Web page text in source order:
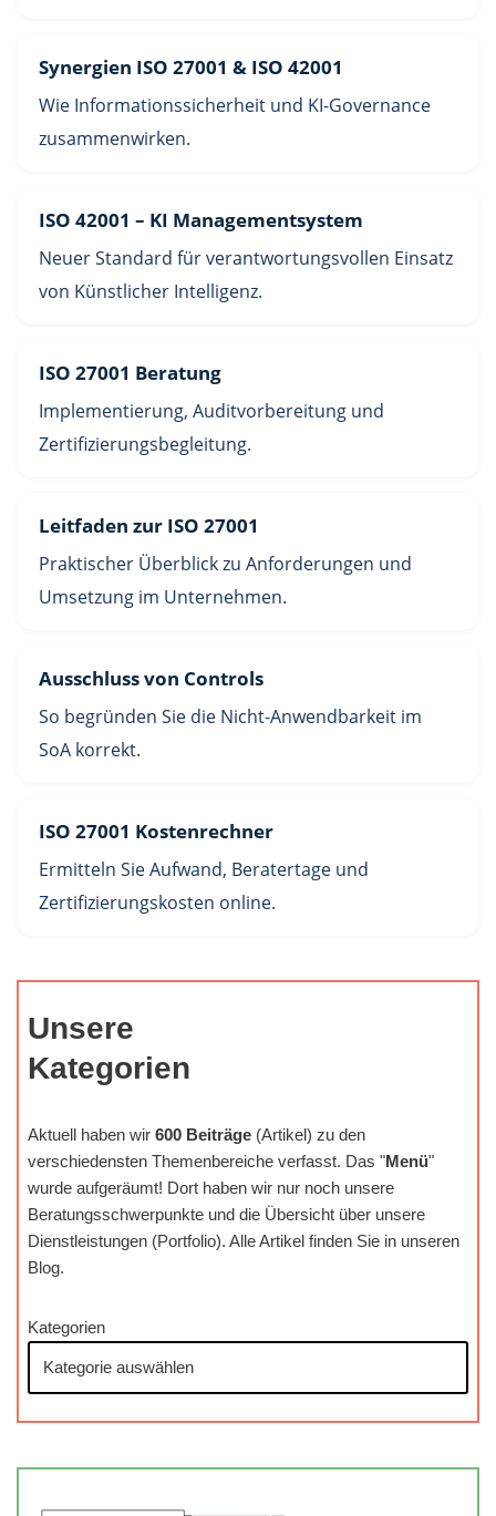
Synergien ISO 27001 & ISO 42001
Wie Informationssicherheit und KI-Governance
zusammenwirken.
ISO 42001 – KI Managementsystem
Neuer Standard für verantwortungsvollen Einsatz
von Künstlicher Intelligenz.
ISO 27001 Beratung
Implementierung, Auditvorbereitung und
Zertifizierungsbegleitung.
Leitfaden zur ISO 27001
Praktischer Überblick zu Anforderungen und
Umsetzung im Unternehmen.
Ausschluss von Controls
So begründen Sie die Nicht-Anwendbarkeit im
SoA korrekt.
ISO 27001 Kostenrechner
Ermitteln Sie Aufwand, Beratertage und
Zertifizierungskosten online.
Unsere
Kategorien
Aktuell haben wir 600 Beiträge (Artikel) zu den
verschiedensten Themenbereiche verfasst. Das "Menü"
wurde aufgeräumt! Dort haben wir nur noch unsere
Beratungsschwerpunkte und die Übersicht über unsere
Dienstleistungen (Portfolio). Alle Artikel finden Sie in unseren
Blog.
Kategorien